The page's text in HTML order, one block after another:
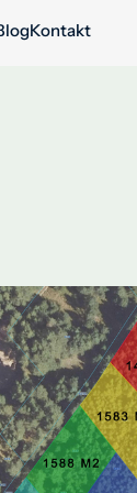
Kontakt